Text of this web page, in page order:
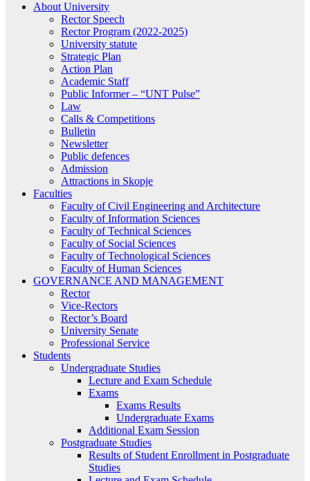
About University
Rector Speech
Rector Program (2022-2025)
University statute
Strategic Plan
Action Plan
Academic Staff
Public Informer – “UNT Pulse”
Law
Calls & Competitions
Bulletin
Newsletter
Public defences
Admission
Attractions in Skopje
Faculties
Faculty of Civil Engineering and Architecture
Faculty of Information Sciences
Faculty of Technical Sciences
Faculty of Social Sciences
Faculty of Technological Sciences
Faculty of Human Sciences
GOVERNANCE AND MANAGEMENT
Rector
Vice-Rectors
Rector’s Board
University Senate
Professional Service
Students
Undergraduate Studies
Lecture and Exam Schedule
Exams
Exams Results
Undergraduate Exams
Additional Exam Session
Postgraduate Studies
Results of Student Enrollment in Postgraduate
Studies